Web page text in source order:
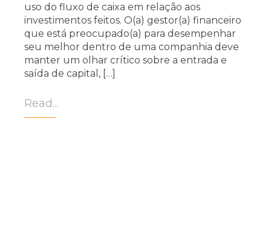
uso do fluxo de caixa em relação aos
investimentos feitos. O(a) gestor(a) financeiro
que está preocupado(a) para desempenhar
seu melhor dentro de uma companhia deve
manter um olhar crítico sobre a entrada e
saída de capital, […]
Read...